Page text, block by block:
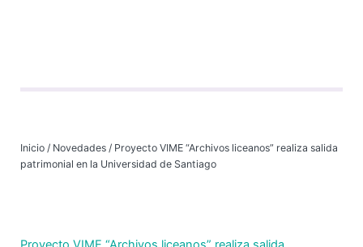
Inicio/ Novedades/ Proyecto VIME “Archivos liceanos” realiza salida
patrimonial en la Universidad de Santiago